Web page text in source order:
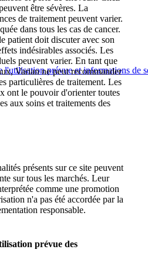
l'utilisation prévue et informations de
être sévères. La
de traitement peuvent varier.
dans tous les cas de cancer.
patient doit discuter avec son
indésirables associés. Les
peuvent varier. En tant que
Varian ne peut recommander
particulières de traitement. Les
ont le pouvoir d'orienter toutes
aux soins et traitements des
présents sur ce site peuvent
sur tous les marchés. Leur
comme une promotion
n'a pas été accordée par la
responsable.
prévue des